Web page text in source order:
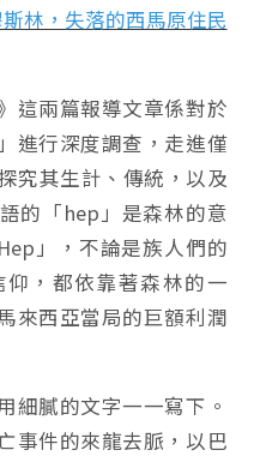
林，失落的西馬原住民
這兩篇報導文章係對於
進行深度調查，走進僅
究其生計、傳統，以及
的「hep」是森林的意
」，不論是族人們的
，都依靠著森林的一
來西亞當局的巨額利潤
細膩的文字一一寫下。
事件的來龍去脈，以巴